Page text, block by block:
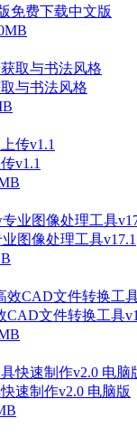
免费下载中文版
与书法风格
v1.1
业图像处理工具v17.1
CAD文件转换工具
速制作v2.0 电脑版